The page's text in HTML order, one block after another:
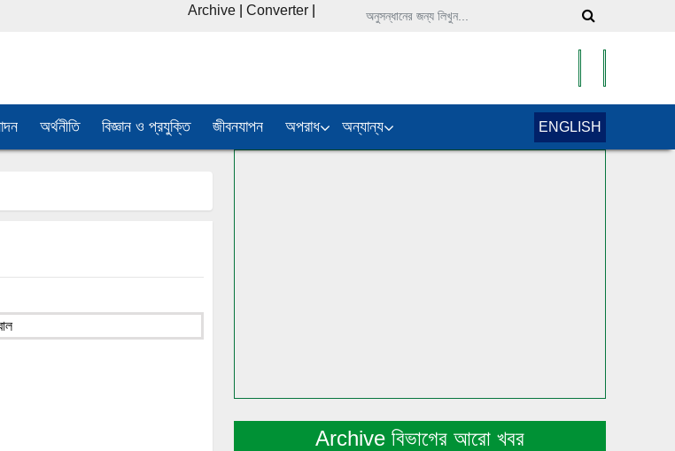
Archive Converter
অর্থনীতি বিজ্ঞান ও প্রযুক্তি জীবনযাপন অপরাধ অন্যান্য ENGLISH
Archive বিভাগের আরো খবর